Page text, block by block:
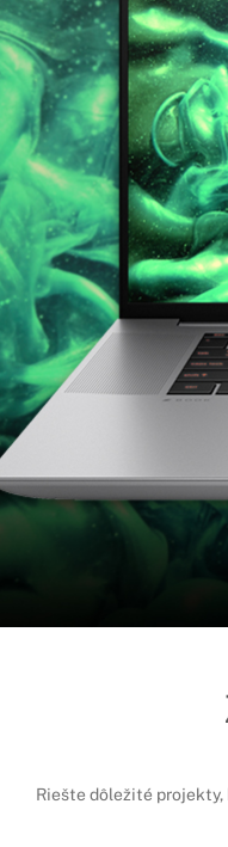
Riešte dôležité